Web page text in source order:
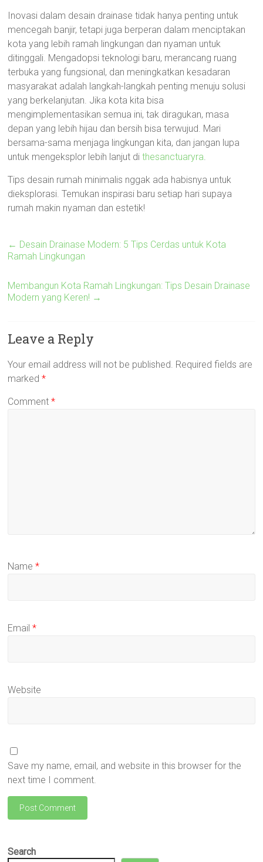
Inovasi dalam desain drainase tidak hanya penting untuk
mencegah banjir, tetapi juga berperan dalam menciptakan
kota yang lebih ramah lingkungan dan nyaman untuk
ditinggali. Mengadopsi teknologi baru, merancang ruang
terbuka yang fungsional, dan meningkatkan kesadaran
masyarakat adalah langkah-langkah penting menuju solusi
yang berkelanjutan. Jika kota kita bisa
mengimplementasikan semua ini, tak diragukan, masa
depan yang lebih hijau dan bersih bisa terwujud. Mari
bersama-sama menjaga lingkungan kita, dan jangan lupa
untuk mengeksplor lebih lanjut dithesanctuaryra.
Tips desain rumah minimalis nggak ada habisnya untuk
dieksplorasi. Temukan inspirasi baru setiap hari supaya
rumah makin nyaman dan estetik!
← Desain Drainase Modern: 5 Tips Cerdas untuk Kota
Ramah Lingkungan
Membangun Kota Ramah Lingkungan: Tips Desain Drainase
Modern yang Keren! →
Leave a Reply
Your email address will not be published. Required fields are
marked*
Comment*
Name*
Email*
Website
Save my name, email, and website in this browser for the
next time I comment.
Search